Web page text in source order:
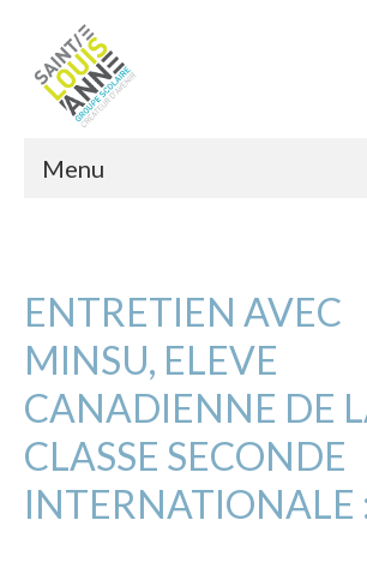
Menu
ENTRETIEN AVEC
MINSU, ELEVE
CANADIENNE DE
CLASSE SECONDE
INTERNATIONALE